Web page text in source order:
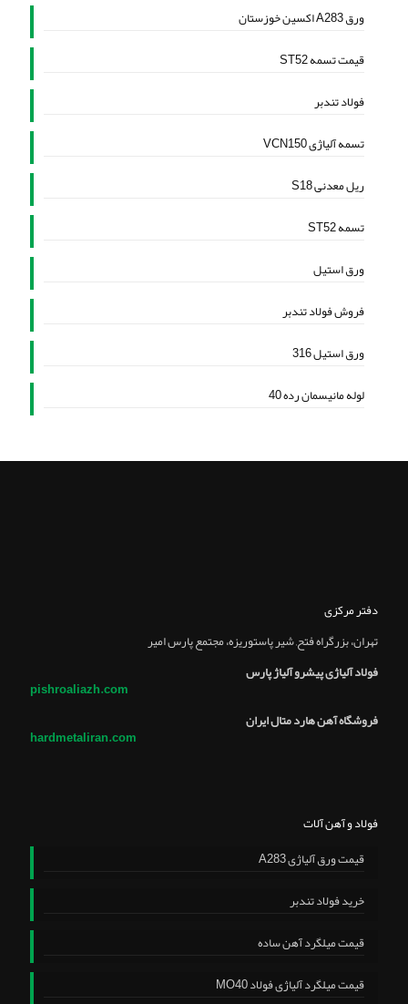
ورق A283 اکسین خوزستان
قیمت تسمه ST52
فولاد تندبر
تسمه آلیاژی VCN150
ریل معدنی S18
تسمه ST52
ورق استیل
فروش فولاد تندبر
ورق استیل 316
لوله مانیسمان رده 40
دفتر مرکزی
تهران، بزرگراه فتح, شير پاستوريزه، مجتمع پارس امير
فولاد آلیاژی پیشرو آلیاژ پارس
pishroaliazh.com
فروشگاه آهن هارد متال ایران
hardmetaliran.com
فولاد و آهن آلات
قیمت ورق آلیاژی A283
خرید فولاد تندبر
قیمت میلگرد آهن ساده
قیمت میلگرد آلیاژی فولاد MO40